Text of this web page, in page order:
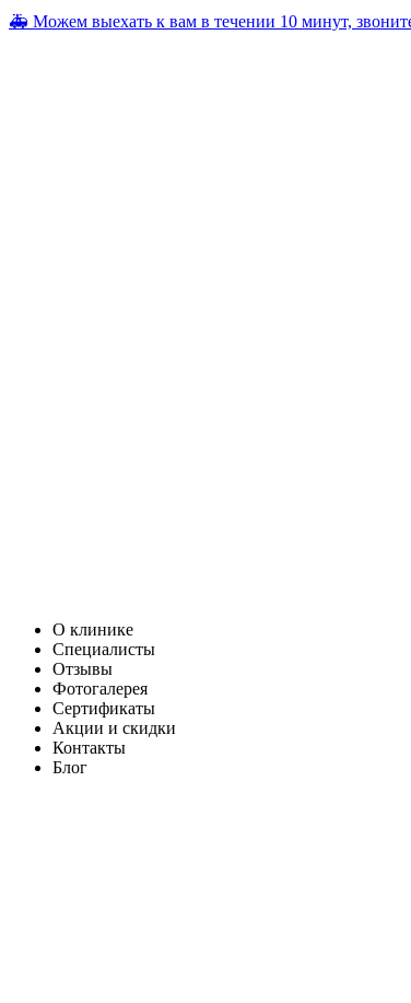
🚑 Можем выехать к вам в течении 10 минут,
О клинике
Специалисты
Отзывы
Фотогалерея
Сертификаты
Акции и скидки
Контакты
Блог